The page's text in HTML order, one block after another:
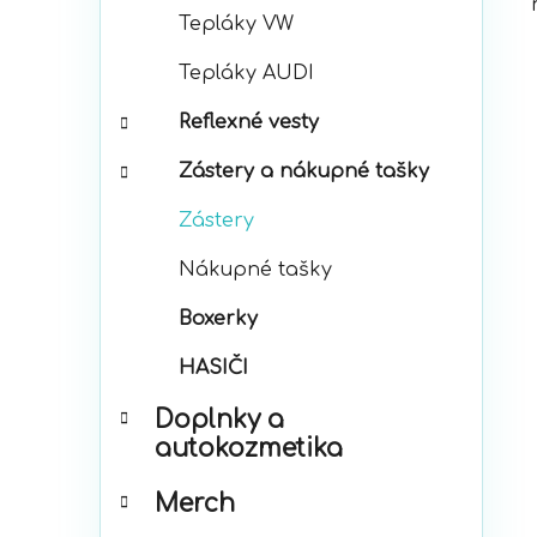
Tepláky VW
Tepláky AUDI
Reflexné vesty
Zástery a nákupné tašky
Zástery
Nákupné tašky
Boxerky
HASIČI
Doplnky a
autokozmetika
Merch